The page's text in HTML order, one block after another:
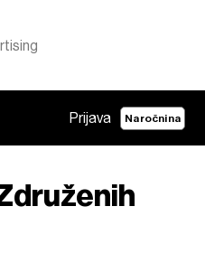
Prijava Naročnina